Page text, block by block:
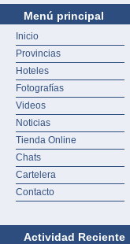
Menú principal
Inicio
Provincias
Hoteles
Fotografías
Videos
Noticias
Tienda Online
Chats
Cartelera
Contacto
Actividad Reciente